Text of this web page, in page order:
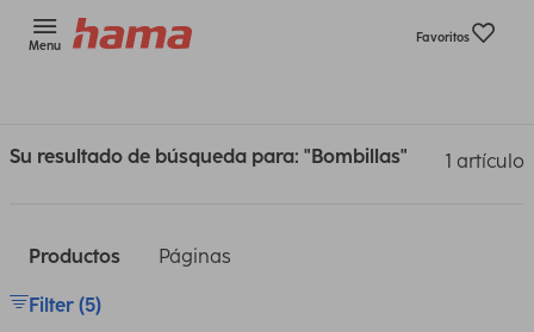
Menu
Favoritos
Su resultado de búsqueda para: "Bombillas" 1 artículo
Productos Páginas
Filter (5)